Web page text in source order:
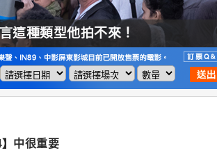
中很重要